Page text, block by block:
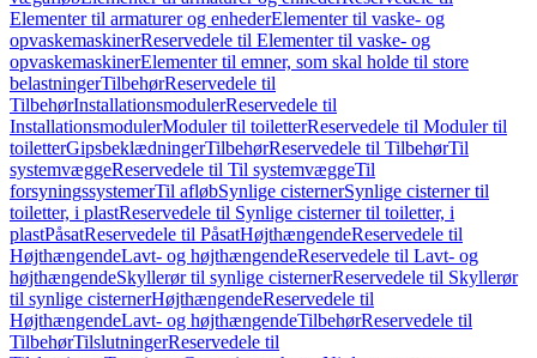
Elementer til armaturer og enhederElementer til vaske- og
opvaskemaskinerReservedele til Elementer til vaske- og
opvaskemaskinerElementer til emner, som skal holde til store
belastningerTilbehørReservedele til
TilbehørInstallationsmodulerReservedele til
InstallationsmodulerModuler til toiletterReservedele til Moduler til
toiletterGipsbeklædningerTilbehørReservedele til TilbehørTil
systemvæggeReservedele til Til systemvæggeTil
forsyningssystemerTil afløbSynlige cisternerSynlige cisterner til
toiletter, i plastReservedele til Synlige cisterner til toiletter, i
plastPåsatReservedele til PåsatHøjthængendeReservedele til
HøjthængendeLavt- og højthængendeReservedele til Lavt- og
højthængendeSkyllerør til synlige cisternerReservedele til Skyllerør
til synlige cisternerHøjthængendeReservedele til
HøjthængendeLavt- og højthængendeTilbehørReservedele til
TilbehørTilslutningerReservedele til